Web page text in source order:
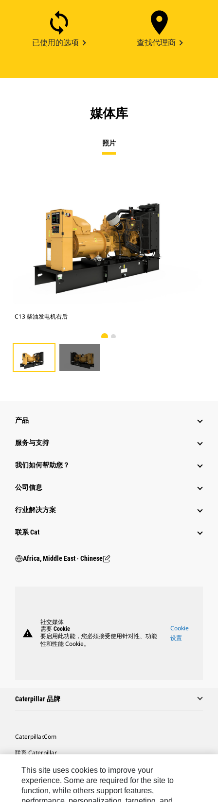
已使用的选项 查找代理商
媒体库
照片
C13 柴油发电机右后
产品
服务与支持
我们如何帮助您？
公司信息
行业解决方案
行业
联系 Cat
Africa, Middle East ‧ Chinese
warning
社交媒体
需要 Cookie
要启用此功能，您必须接受使用针对性、功能
性和性能 Cookie。
Cookie
设置
Caterpillar 品牌
Caterpillar.com
联系 Caterpillar
我的营销首选项
站点地图
This site uses cookies to improve your
experience. Some are required for the site to
function, while others support features,